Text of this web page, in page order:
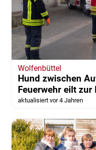
Wolfenbüttel
Hund zwischen
Feuerwehr eilt zur
aktualisiert vor 4 Jahren